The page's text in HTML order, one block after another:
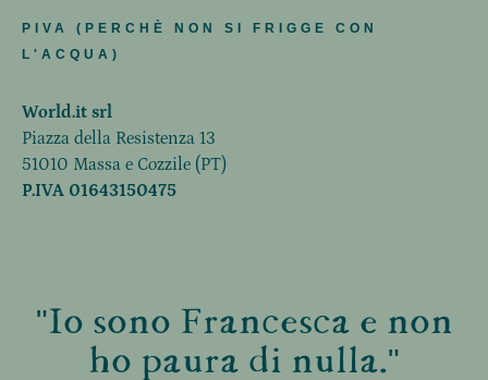
PIVA (PERCHÈ NON SI FRIGGE CON
L'ACQUA)
World.it srl
Piazza della Resistenza 13
51010 Massa e Cozzile (PT)
P.IVA 01643150475
"Io sono Francesca e non
ho paura di nulla."